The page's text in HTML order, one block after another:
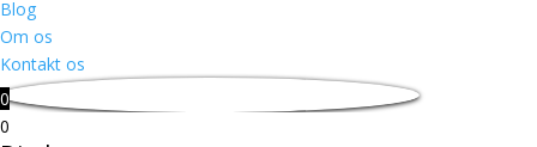
Blog
Om os
Kontakt os
0
0